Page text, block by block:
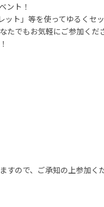
ント！
ット」等を使ってゆるくセ
たでもお気軽にご参加くだ
すので、ご承知の上参加く